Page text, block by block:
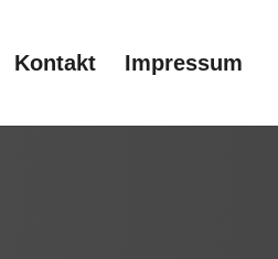
Kontakt Impressum